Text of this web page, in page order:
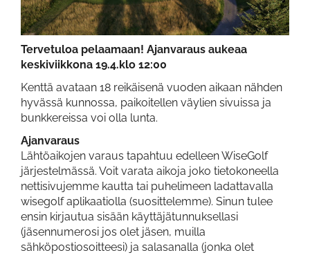
Tervetuloa pelaamaan! Ajanvaraus aukeaa
keskiviikkona 19.4.klo 12:00
Kenttä avataan 18 reikäisenä vuoden aikaan nähden
hyvässä kunnossa, paikoitellen väylien sivuissa ja
bunkkereissa voi olla lunta.
Ajanvaraus
Lähtöaikojen varaus tapahtuu edelleen WiseGolf
järjestelmässä. Voit varata aikoja joko tietokoneella
nettisivujemme kautta tai puhelimeen ladattavalla
wisegolf aplikaatiolla (suosittelemme). Sinun tulee
ensin kirjautua sisään käyttäjätunnuksellasi
(jäsennumerosi jos olet jäsen, muilla
sähköpostiosoitteesi) ja salasanalla (jonka olet